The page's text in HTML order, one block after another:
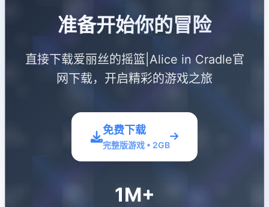
准备开始你的冒险
直接下载爱丽丝的摇篮|Alice in Cradle官
网下载，开启精彩的游戏之旅
免费下载
完整版游戏 • 2GB
1M+